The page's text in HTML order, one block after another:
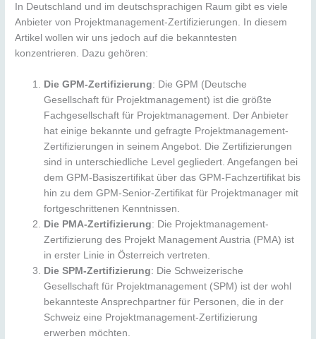
In Deutschland und im deutschsprachigen Raum gibt es viele
Anbieter von Projektmanagement-Zertifizierungen. In diesem
Artikel wollen wir uns jedoch auf die bekanntesten
konzentrieren. Dazu gehören:
Die GPM-Zertifizierung: Die GPM (Deutsche
Gesellschaft für Projektmanagement) ist die größte
Fachgesellschaft für Projektmanagement. Der Anbieter
hat einige bekannte und gefragte Projektmanagement-
Zertifizierungen in seinem Angebot. Die Zertifizierungen
sind in unterschiedliche Level gegliedert. Angefangen bei
dem GPM-Basiszertifikat über das GPM-Fachzertifikat bis
hin zu dem GPM-Senior-Zertifikat für Projektmanager mit
fortgeschrittenen Kenntnissen.
Die PMA-Zertifizierung: Die Projektmanagement-
Zertifizierung des Projekt Management Austria (PMA) ist
in erster Linie in Österreich vertreten.
Die SPM-Zertifizierung: Die Schweizerische
Gesellschaft für Projektmanagement (SPM) ist der wohl
bekannteste Ansprechpartner für Personen, die in der
Schweiz eine Projektmanagement-Zertifizierung
erwerben möchten.